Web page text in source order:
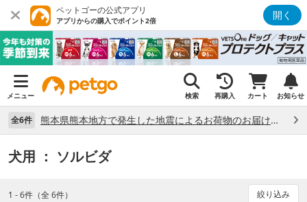
ペットゴーの公式アプリ
アプリからの購入でポイント2倍 開く
メニュー 検索 再購入 カート お知らせ
全6件 熊本県熊本地方で発生した地震によるお荷物のお届け状況について （7/28）
犬用 ： ソルビダ
1 - 6件（全 6件） 絞り込み